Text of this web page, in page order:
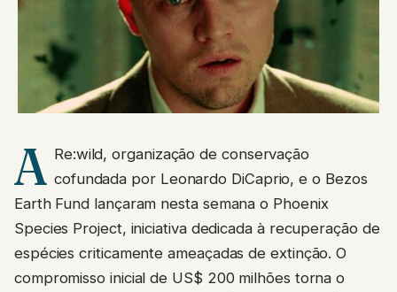
A Re:wild, organização de conservação
cofundada por Leonardo DiCaprio, e o Bezos
Earth Fund lançaram nesta semana o Phoenix
Species Project, iniciativa dedicada à recuperação de
espécies criticamente ameaçadas de extinção. O
compromisso inicial de US$ 200 milhões torna o